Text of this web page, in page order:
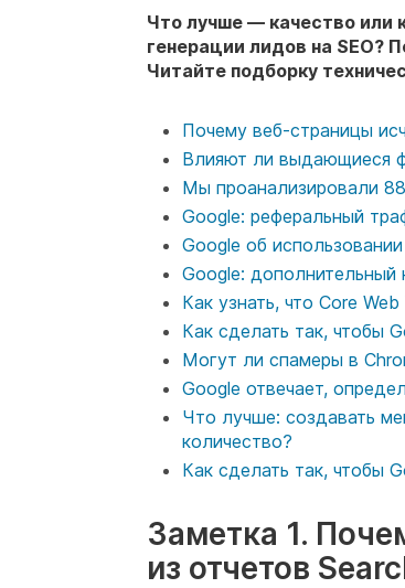
Что лучше — качество
генерации лидов на SEO?
Читайте подборку
Почему веб-страницы
Влияют ли выдающиеся
Мы проанализировали
Google: реферальный
Google об
Google: дополнительный
Как узнать, что Core
Как сделать так, чтобы
Могут ли спамеры в
Google отвечает,
Что лучше: создавать
количество?
Как сделать так, чтобы
Заметка 1.
из отчетов